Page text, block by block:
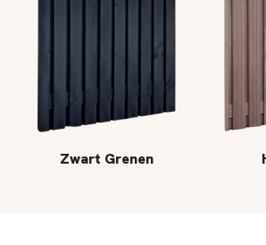
Zwart Grenen